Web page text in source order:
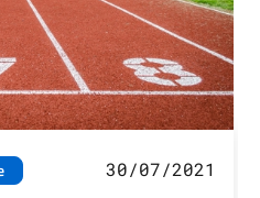
30/07/2021